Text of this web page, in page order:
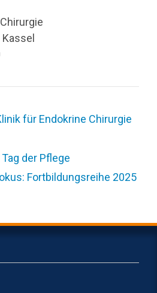
für Endokrine Chirurgie
der Pflege
Fortbildungsreihe 2025